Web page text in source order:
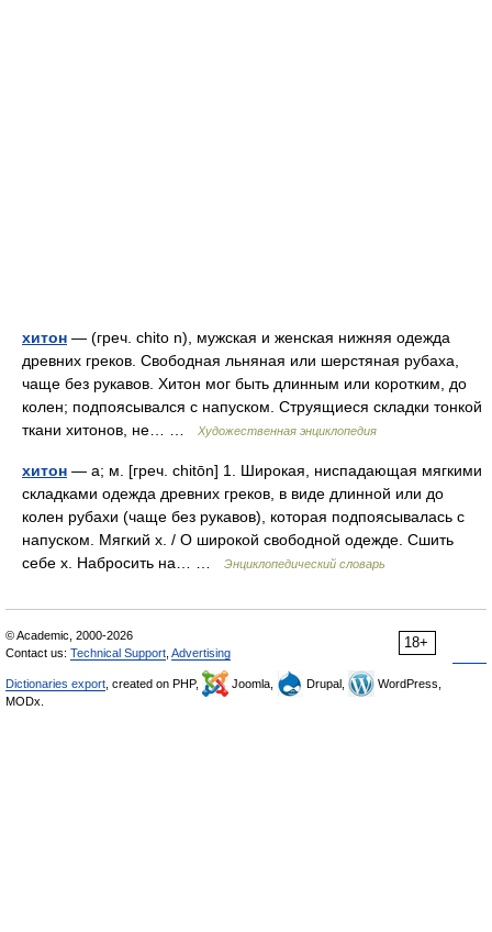
хитон — (греч. chito n), мужская и женская нижняя одежда
древних греков. Свободная льняная или шерстяная рубаха,
чаще без рукавов. Хитон мог быть длинным или коротким, до
колен; подпоясывался с напуском. Струящиеся складки тонкой
ткани хитонов, не… …
Художественная энциклопедия
хитон — а; м. [греч. chitōn] 1. Широкая, ниспадающая мягкими
складками одежда древних греков, в виде длинной или до
колен рубахи (чаще без рукавов), которая подпоясывалась с
напуском. Мягкий х. / О широкой свободной одежде. Сшить
себе х. Набросить на… …
Энциклопедический словарь
18+
© Academic, 2000-2026
Contact us: Technical Support Advertising
Dictionaries export , created on PHP, Joomla, Drupal,
WordPress,
MODx.